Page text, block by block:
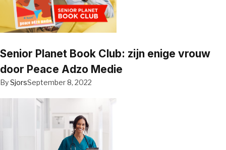
Senior Planet Book Club: zijn enige vrouw
door Peace Adzo Medie
BySjorsSeptember 8, 2022